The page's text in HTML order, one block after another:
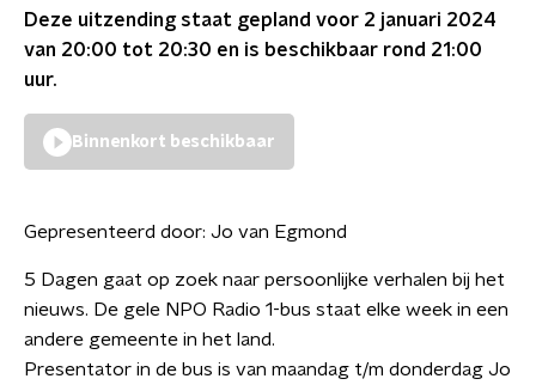
Deze uitzending staat gepland voor 2 januari 2024
van 20:00 tot 20:30 en is beschikbaar rond 21:00
uur.
Binnenkort beschikbaar
Gepresenteerd door: Jo van Egmond
5 Dagen gaat op zoek naar persoonlijke verhalen bij het
nieuws. De gele NPO Radio 1-bus staat elke week in een
andere gemeente in het land.
Presentator in de bus is van maandag t/m donderdag Jo